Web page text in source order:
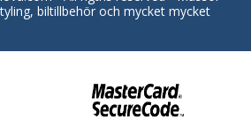
biltillbehör och mycket mycket